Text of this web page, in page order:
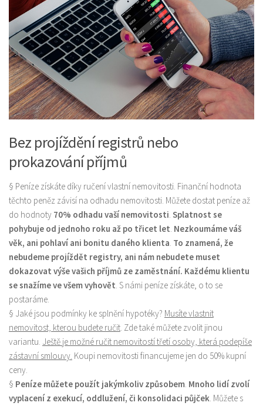
Bez projíždění registrů nebo
prokazování příjmů
§ Peníze získáte díky ručení vlastní nemovitosti. Finanční hodnota
těchto peněz závisí na odhadu nemovitosti. Můžete dostat peníze až
do hodnoty 70% odhadu vaší nemovitosti. Splatnost se
pohybuje od jednoho roku až po třicet let. Nezkoumáme váš
věk, ani pohlaví ani bonitu daného klienta. To znamená, že
nebudeme projíždět registry, ani nám nebudete muset
dokazovat výše vašich příjmů ze zaměstnání. Každému klientu
se snažíme ve všem vyhovět. S námi peníze získáte, o to se
postaráme.
§ Jaké jsou podmínky ke splnění hypotéky? Musíte vlastnit
nemovitost, kterou budete ručit. Zde také můžete zvolit jinou
variantu. Ještě je možné ručit nemovitostí třetí osoby, která podepíše
zástavní smlouvy. Koupi nemovitosti financujeme jen do 50% kupní
ceny.
§ Peníze můžete použít jakýmkoliv způsobem. Mnoho lidí zvolí
vyplacení z exekucí, oddlužení, či konsolidaci půjček. Můžete s